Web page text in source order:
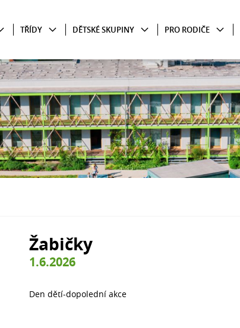
TŘÍDY DĚTSKÉ SKUPINY PRO RODIČE
Žabičky
1.6.2026
Den dětí-dopolední akce